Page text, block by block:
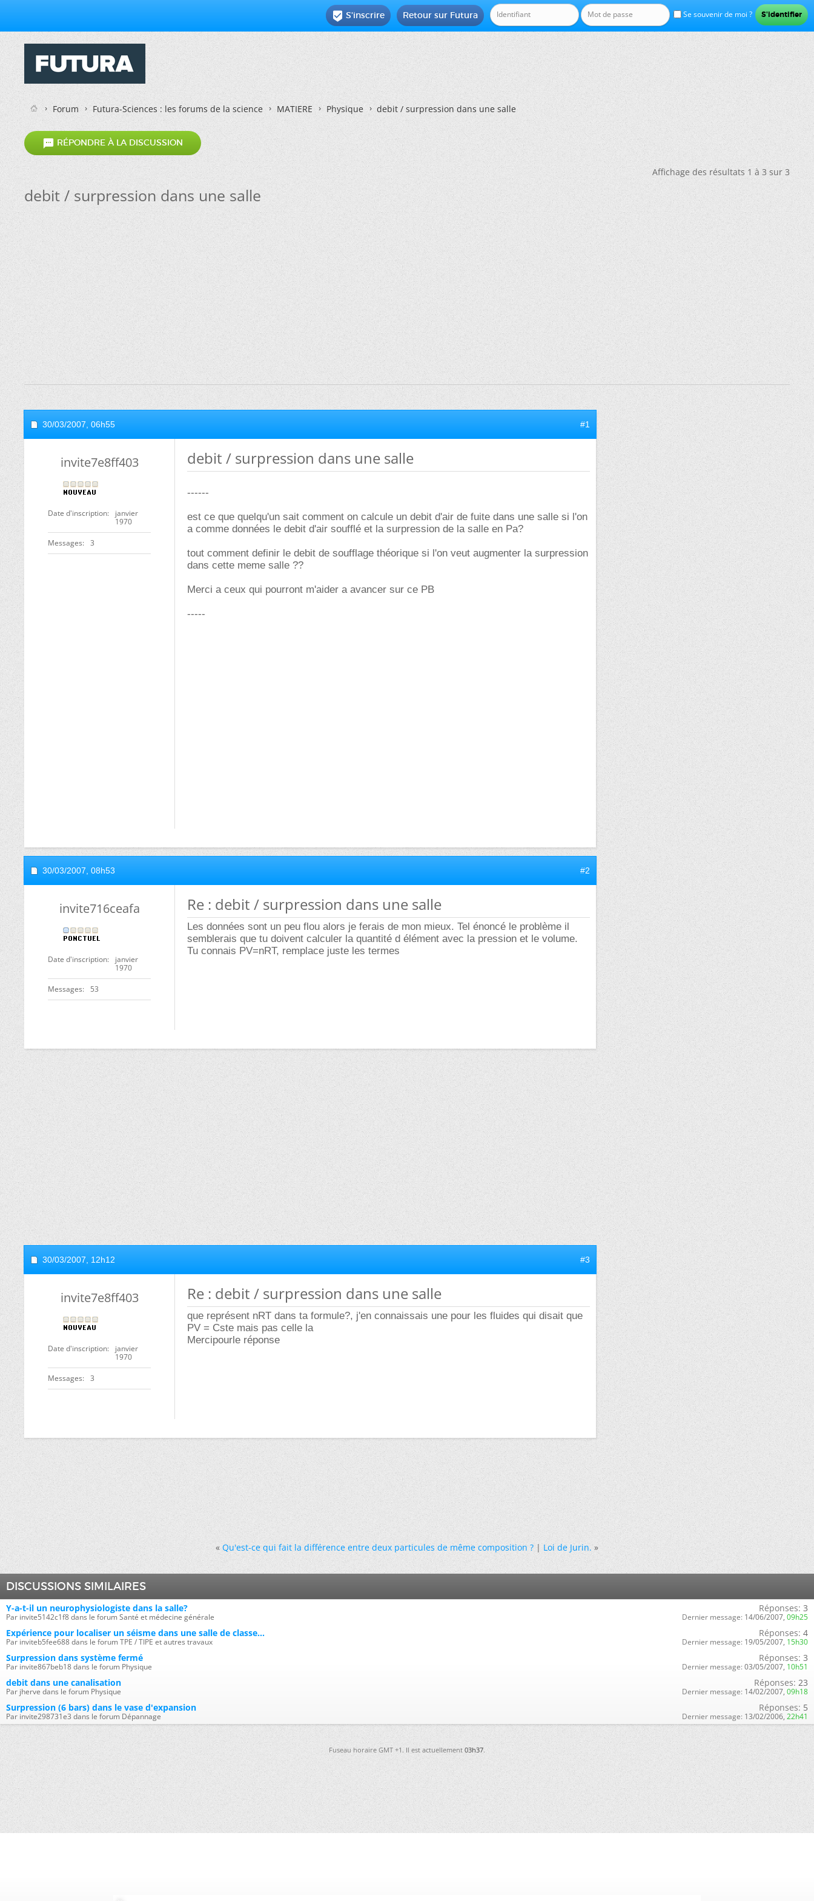
Se souvenir de moi ?
Retour sur Futura
 S'inscrire
Forum Futura-Sciences : les forums de la science MATIERE Physique debit / surpression dans une salle
 RÉPONDRE À LA DISCUSSION
Affichage des résultats 1 à 3 sur 3
debit / surpression dans une salle
30/03/2007, 06h55 #1
invite7e8ff403
Date d'inscription
janvier
1970
Messages 3
debit / surpression dans une salle
------
est ce que quelqu'un sait comment on calcule un debit d'air de fuite dans une salle si l'on
a comme données le debit d'air soufflé et la surpression de la salle en Pa?
tout comment definir le debit de soufflage théorique si l'on veut augmenter la surpression
dans cette meme salle ??
Merci a ceux qui pourront m'aider a avancer sur ce PB
-----
30/03/2007, 08h53 #2
invite716ceafa
Date d'inscription
janvier
1970
Messages 53
Re : debit / surpression dans une salle
Les données sont un peu flou alors je ferais de mon mieux. Tel énoncé le problème il
semblerais que tu doivent calculer la quantité d élément avec la pression et le volume.
Tu connais PV=nRT, remplace juste les termes
30/03/2007, 12h12 #3
invite7e8ff403
Date d'inscription
janvier
1970
Messages 3
Re : debit / surpression dans une salle
que représent nRT dans ta formule?, j'en connaissais une pour les fluides qui disait que
PV = Cste mais pas celle la
Mercipourle réponse
« Qu'est-ce qui fait la différence entre deux particules de même composition ?|Loi de Jurin. »
DISCUSSIONS SIMILAIRES
Y-a-t-il un neurophysiologiste dans la salle?
Par invite5142c1f8 dans le forum Santé et médecine générale
Réponses: 3
Dernier message: 14/06/2007, 09h25
Expérience pour localiser un séisme dans une salle de classe...
Par inviteb5fee688 dans le forum TPE / TIPE et autres travaux
Réponses: 4
Dernier message: 19/05/2007, 15h30
Surpression dans système fermé
Par invite867beb18 dans le forum Physique
Réponses: 3
Dernier message: 03/05/2007, 10h51
debit dans une canalisation
Par jherve dans le forum Physique
Réponses: 23
Dernier message: 14/02/2007, 09h18
Surpression (6 bars) dans le vase d'expansion
Par invite298731e3 dans le forum Dépannage
Réponses: 5
Dernier message: 13/02/2006, 22h41
Fuseau horaire GMT +1. Il est actuellement03h37.